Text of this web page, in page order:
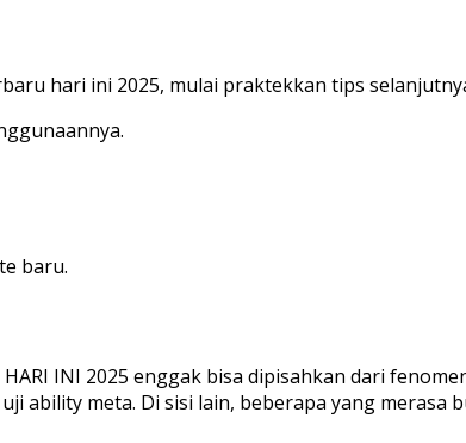
hari ini 2025, mulai praktekkan tips
baru.
HARI INI 2025 enggak bisa dipisahkan dari
ability meta. Di sisi lain, beberapa yang